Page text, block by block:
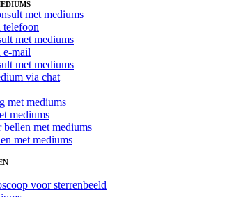
telefoon
e-mail
via chat
mediums
met mediums